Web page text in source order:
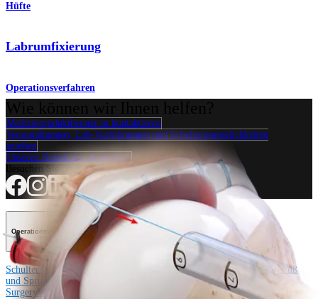
Hüfte
Labrumfixierung
Operationsverfahren
Medizinproduktberater:in kontaktieren
Veranstaltungen, Lab-Vorführungen und Schulungsmöglichkeiten
ansehen
Unseren Newsletter abonnieren
Besuchen Sie uns
Operationsverfahren
Schulter KnieEllenbogen SchulterendoprothetikHand und Handgelenk Fuß
und SprunggelenkTrauma
Cardiothoracic
SurgeryWirbelsäule